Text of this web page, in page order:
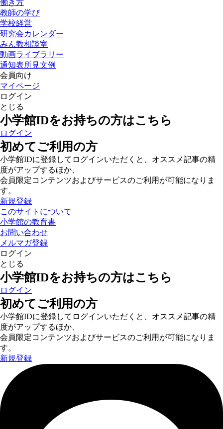
働き方
教師の学び
学校経営
研究会カレンダー
みん教相談室
動画ライブラリー
通知表所見文例
会員向け
マイページ
ログイン
とじる
小学館IDをお持ちの方はこちら
ログイン
初めてご利用の方
小学館IDに登録してログインいただくと、オススメ記事の精
度がアップするほか、
会員限定コンテンツおよびサービスのご利用が可能になりま
す。
新規登録
このサイトについて
小学館の教育書
お問い合わせ
メルマガ登録
ログイン
とじる
小学館IDをお持ちの方はこちら
ログイン
初めてご利用の方
小学館IDに登録してログインいただくと、オススメ記事の精
度がアップするほか、
会員限定コンテンツおよびサービスのご利用が可能になりま
す。
新規登録